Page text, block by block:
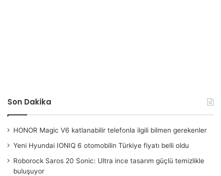
Son Dakika
HONOR Magic V6 katlanabilir telefonla ilgili bilmen gerekenler
Yeni Hyundai IONIQ 6 otomobilin Türkiye fiyatı belli oldu
Roborock Saros 20 Sonic: Ultra ince tasarım güçlü temizlikle
buluşuyor